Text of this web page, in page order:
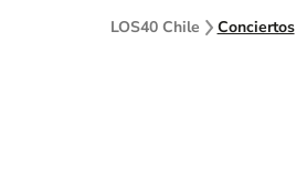
LOS40 Chile Conciertos